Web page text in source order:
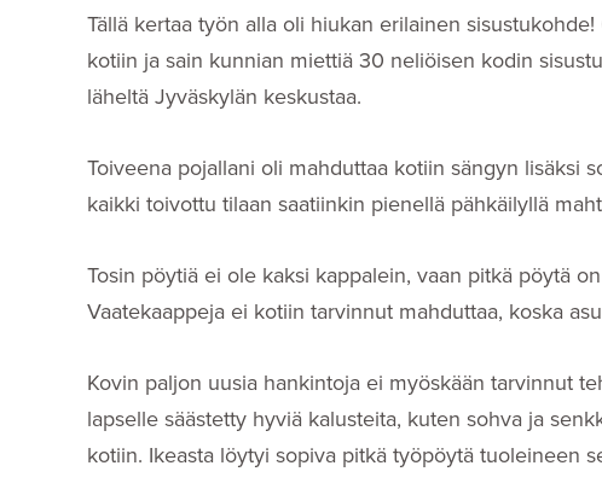
Tällä kertaa työn alla oli hiukan erilainen
kotiin ja sain kunnian miettiä 30 neliöisen kodin
läheltä Jyväskylän keskustaa.
Toiveena pojallani oli mahduttaa kotiin sängyn lisäksi
kaikki toivottu tilaan saatiinkin pienellä pähkäilyllä
Tosin pöytiä ei ole kaksi kappalein, vaan pitkä pöytä
Vaatekaappeja ei kotiin tarvinnut mahduttaa, koska
Kovin paljon uusia hankintoja ei myöskään tarvinnut
lapselle säästetty hyviä kalusteita, kuten sohva ja
kotiin. Ikeasta löytyi sopiva pitkä työpöytä tuoleineen